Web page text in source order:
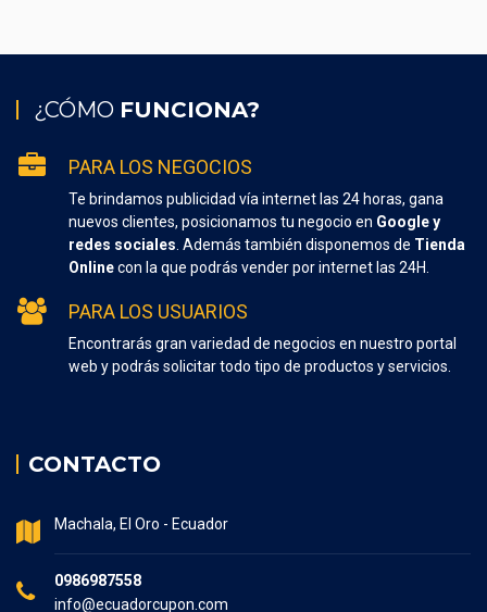
¿CÓMO FUNCIONA?
PARA LOS NEGOCIOS
Te brindamos publicidad vía internet las 24 horas, gana
nuevos clientes, posicionamos tu negocio en Google y
redes sociales . Además también disponemos de Tienda
Onlinecon la que podrás vender por internet las 24H.
PARA LOS USUARIOS
Encontrarás gran variedad de negocios en nuestro portal
web y podrás solicitar todo tipo de productos y servicios.
CONTACTO
Machala, El Oro - Ecuador
0986987558
info@ecuadorcupon.com